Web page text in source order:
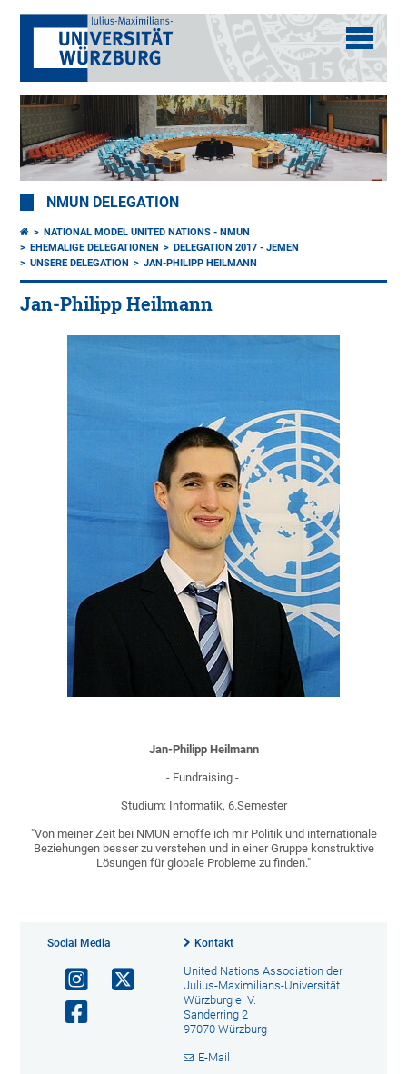
NMUN DELEGATION
NATIONAL MODEL UNITED NATIONS - NMUN
EHEMALIGE DELEGATIONEN
DELEGATION 2017 - JEMEN
UNSERE DELEGATION
JAN-PHILIPP HEILMANN
Jan-Philipp Heilmann
Jan-Philipp Heilmann
- Fundraising -
Studium: Informatik, 6.Semester
"Von meiner Zeit bei NMUN erhoffe ich mir Politik und internationale
Beziehungen besser zu verstehen und in einer Gruppe konstruktive
Lösungen für globale Probleme zu finden."
Social Media Kontakt
United Nations Association der
Julius-Maximilians-Universität
Würzburg e. V.
Sanderring 2
97070 Würzburg
E-Mail